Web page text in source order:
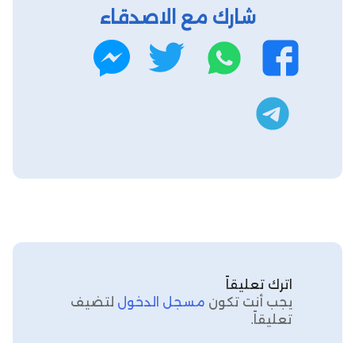
شارك مع الاصدقاء
فيسبوك واتساب تويتر
اترك تعليقاً
يجب أنت تكون مسجل الدخول لتضيف
تعليقاً.